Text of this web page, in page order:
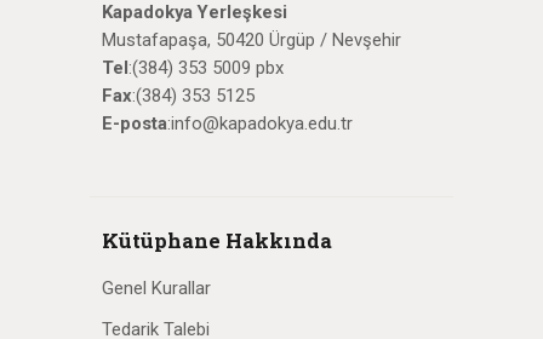
Kapadokya Yerleşkesi
Mustafapaşa, 50420 Ürgüp / Nevşehir
Tel :(384) 353 5009 pbx
Fax:(384) 353 5125
E-posta:info@kapadokya.edu.tr
Kütüphane Hakkında
Genel Kurallar
Tedarik Talebi